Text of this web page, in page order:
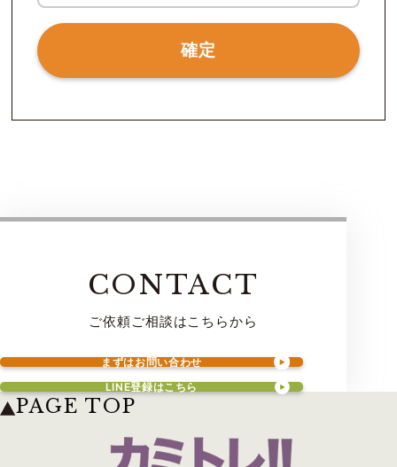
CONTACT
ご依頼ご相談はこちらから
まずはお問い合わせ
LINE登録はこちら
PAGE TOP